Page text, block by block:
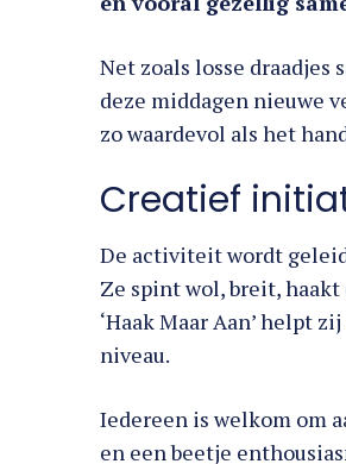
Net zoals losse
deze middagen nieuwe
zo waardevol als het
Creatief
De activiteit wordt
Ze spint wol, breit,
‘Haak Maar Aan’ helpt
niveau.
Iedereen is welkom om
en een beetje